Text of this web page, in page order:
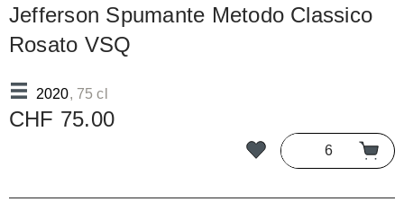
Jefferson Spumante Metodo Classico
Rosato VSQ
2020, 75 cl
CHF 75.00